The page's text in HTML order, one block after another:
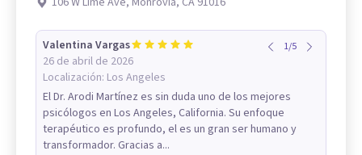
Valentina Vargas
26 de abril de 2026
Localización: Los Angeles
1/5
El Dr. Arodi Martínez es sin duda uno de los mejores
psicólogos en Los Angeles, California. Su enfoque
terapéutico es profundo, el es un gran ser humano y
transformador. Gracias a...